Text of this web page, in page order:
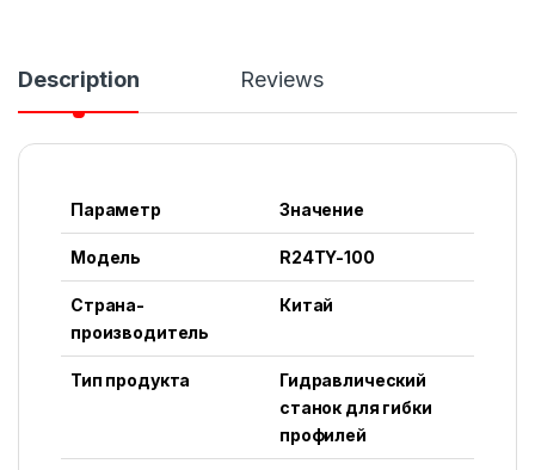
Description Reviews
Параметр Значение
Модель R24TY-100
Страна-
производитель
Китай
Тип продукта
Гидравлический
станок для гибки
профилей